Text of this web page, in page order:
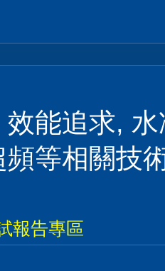
能追求,
等相關技
報告專區